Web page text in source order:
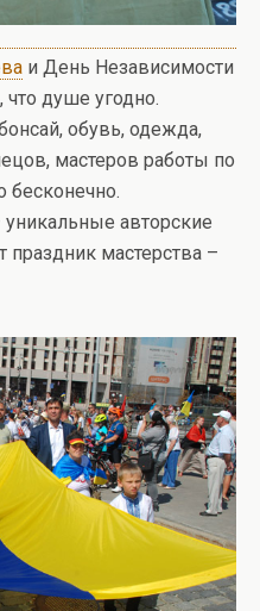
и День Независимости
душе угодно.
обувь, одежда,
мастеров работы по
бесконечно.
авторские
праздник мастерства –